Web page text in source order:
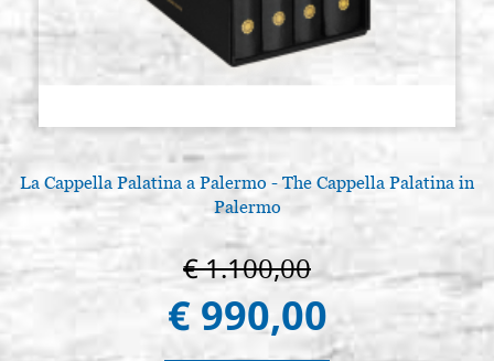
La Cappella Palatina a Palermo - The Cappella Palatina in
Palermo
€ 1.100,00
€ 990,00